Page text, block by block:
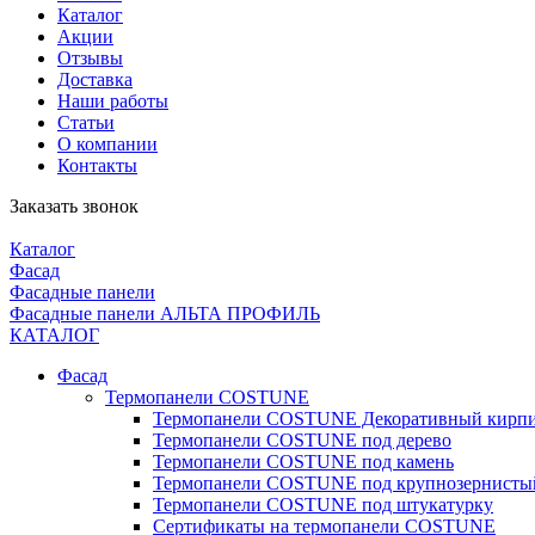
Каталог
Акции
Отзывы
Доставка
Наши работы
Статьи
О компании
Контакты
Заказать звонок
Каталог
Фасад
Фасадные панели
Фасадные панели АЛЬТА ПРОФИЛЬ
КАТАЛОГ
Фасад
Термопанели COSTUNE
Термопанели COSTUNE Декоративный
Термопанели COSTUNE под дерево
Термопанели COSTUNE под камень
Термопанели COSTUNE под
Термопанели COSTUNE под штукатурку
Сертификаты на термопанели COSTUNE